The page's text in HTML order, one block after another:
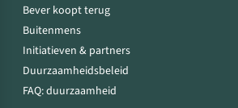
Bever koopt terug
Buitenmens
Initiatieven & partners
Duurzaamheidsbeleid
FAQ: duurzaamheid